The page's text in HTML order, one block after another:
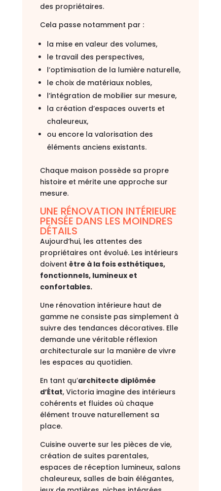
des propriétaires.
Cela passe notamment par :
la mise en valeur des volumes,
le travail des perspectives,
l’optimisation de la lumière naturelle,
le choix de matériaux nobles,
l’intégration de mobilier sur mesure,
la création d’espaces ouverts et
chaleureux,
ou encore la valorisation des
éléments anciens existants.
Chaque maison possède sa propre
histoire et mérite une approche sur
mesure.
UNE RÉNOVATION INTÉRIEURE
PENSÉE DANS LES MOINDRES
DÉTAILS
Aujourd’hui, les attentes des
propriétaires ont évolué. Les intérieurs
doivent être à la fois esthétiques,
fonctionnels, lumineux et
confortables.
Une rénovation intérieure haut de
gamme ne consiste pas simplement à
suivre des tendances décoratives. Elle
demande une véritable réflexion
architecturale sur la manière de vivre
les espaces au quotidien.
En tant qu’architecte diplômée
d’État, Victoria imagine des intérieurs
cohérents et fluides où chaque
élément trouve naturellement sa
place.
Cuisine ouverte sur les pièces de vie,
création de suites parentales,
espaces de réception lumineux, salons
chaleureux, salles de bain élégantes,